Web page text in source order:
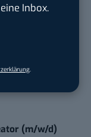
Inbox.
.
den
(m/w/d)